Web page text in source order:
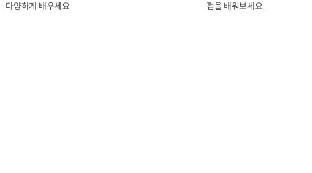
다양하게 배우세요.
펌을 배워보세요.